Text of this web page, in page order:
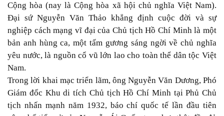
Cộng hòa (nay là Cộng hòa xã hội chủ nghĩa Việt Nam).
Đại sứ Nguyễn Văn Thảo khẳng định cuộc đời và sự
nghiệp cách mạng vĩ đại của Chủ tịch Hồ Chí Minh là một
bản anh hùng ca, một tấm gương sáng ngời về chủ nghĩa
yêu nước, là nguồn cổ vũ lớn lao cho toàn thể dân tộc Việt
Nam.
Trong lời khai mạc triển lãm, ông Nguyễn Văn Dương, Phó
Giám đốc Khu di tích Chủ tịch Hồ Chí Minh tại Phủ Chủ
tịch nhấn mạnh năm 1932, báo chí quốc tế lần đầu tiên